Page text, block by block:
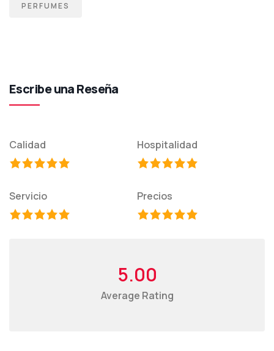
PERFUMES
Escribe una Reseña
Calidad Hospitalidad
Servicio Precios
5.00
Average Rating